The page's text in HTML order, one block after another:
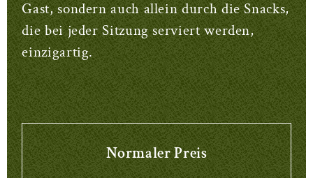
Gast, sondern auch allein durch die Snacks,
die bei jeder Sitzung serviert werden,
einzigartig.
Normaler Preis